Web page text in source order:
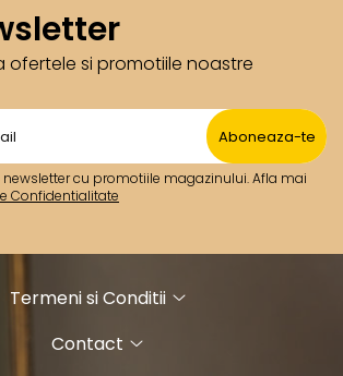
ofertele si promotiile noastre
cu promotiile magazinului. Afla mai
Confidentialitate
Termeni si Conditii
Contact